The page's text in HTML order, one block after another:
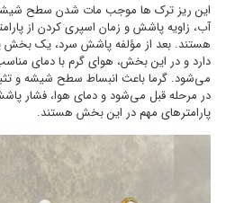
این ریز ترک ها موجب مات شدن سطح
آب، زاویه پاشش و زمان اسپری کردن از
هستند. بعد از مؤلفه پاشش سرد، یک بخش
دارد و در این بخش، هوای گرم با دمای
می‌شود. گرما باعث انبساط سطح شیشه و
در مرحله قبل می‌شود و دمای هوا، فشار
پارامترهای مهم در این بخش هستند.